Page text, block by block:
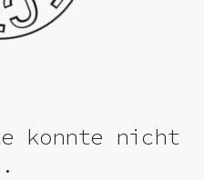
konnte nicht